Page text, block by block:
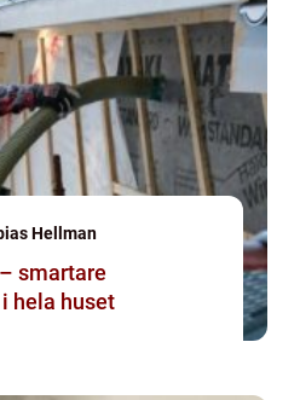
Hellman
smartare
hela huset